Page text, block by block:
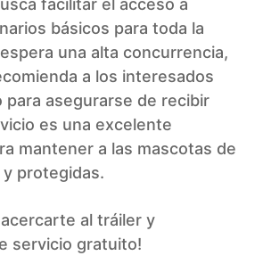
facilitar el acceso a
básicos para toda la
una alta concurrencia,
a los interesados
para asegurarse de recibir
es una excelente
mantener a las mascotas de
y protegidas.
acercarte al tráiler y
servicio gratuito!